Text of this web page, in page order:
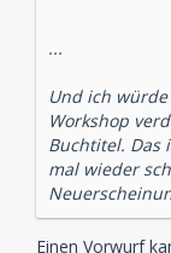
...
Und ich
Workshop
Buchtitel. Das
mal wieder
Einen Vorwurf